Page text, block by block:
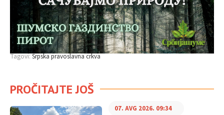
Tagovi:Srpska pravoslavna crkva
PROČITAJTE JOŠ
07. AVG 2026. 09:34